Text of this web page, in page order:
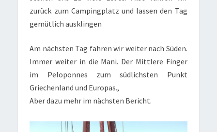
zurück zum Campingplatz und lassen den Tag
gemütlich ausklingen
Am nächsten Tag fahren wir weiter nach Süden.
Immer weiter in die Mani. Der Mittlere Finger
im Peloponnes zum südlichsten Punkt
Griechenland und Europas.,
Aber dazu mehr im nächsten Bericht.